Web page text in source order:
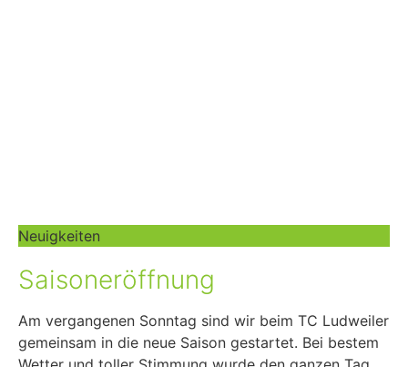
Neuigkeiten
Saisoneröffnung
Am vergangenen Sonntag sind wir beim TC Ludweiler
gemeinsam in die neue Saison gestartet. Bei bestem